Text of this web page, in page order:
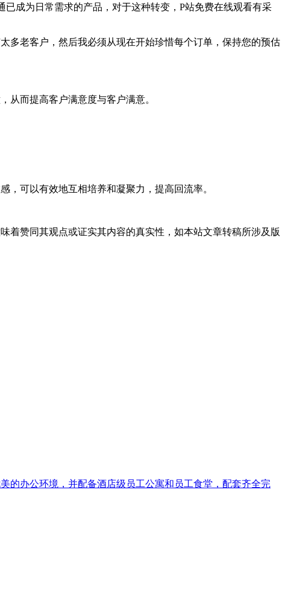
成为日常需求的产品，对于这种转变，P站免费在线观看有采
老客户，然后我必须从现在开始珍惜每个订单，保持您的预估
而提高客户满意度与客户满意。
可以有效地互相培养和凝聚力，提高回流率。
着赞同其观点或证实其内容的真实性，如本站文章转稿所涉及版
的办公环境，并配备酒店级员工公寓和员工食堂，配套齐全完